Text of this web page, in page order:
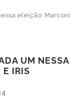
eleição: Marconi
UM NESSA
IRIS